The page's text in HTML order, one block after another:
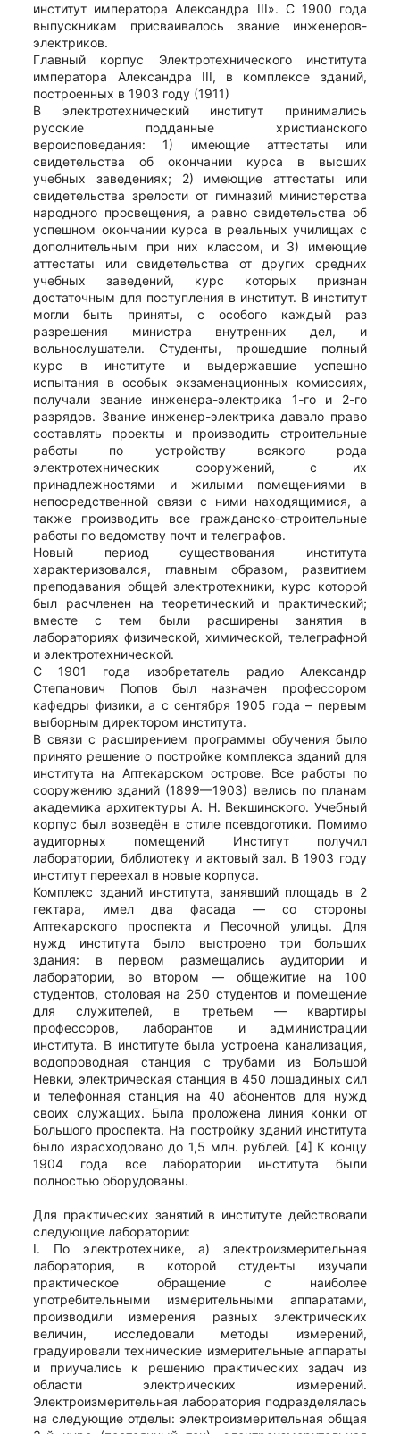
институт императора Александра III». С 1900 года
выпускникам присваивалось звание инженеров-
электриков.
Главный корпус Электротехнического института
императора Александра III, в комплексе зданий,
построенных в 1903 году (1911)
В электротехнический институт принимались
русские подданные христианского
вероисповедания: 1) имеющие аттестаты или
свидетельства об окончании курса в высших
учебных заведениях; 2) имеющие аттестаты или
свидетельства зрелости от гимназий министерства
народного просвещения, а равно свидетельства об
успешном окончании курса в реальных училищах с
дополнительным при них классом, и 3) имеющие
аттестаты или свидетельства от других средних
учебных заведений, курс которых признан
достаточным для поступления в институт. В институт
могли быть приняты, с особого каждый раз
разрешения министра внутренних дел, и
вольнослушатели. Студенты, прошедшие полный
курс в институте и выдержавшие успешно
испытания в особых экзаменационных комиссиях,
получали звание инженера-электрика 1-го и 2-го
разрядов. Звание инженер-электрика давало право
составлять проекты и производить строительные
работы по устройству всякого рода
электротехнических сооружений, с их
принадлежностями и жилыми помещениями в
непосредственной связи с ними находящимися, а
также производить все гражданско-строительные
работы по ведомству почт и телеграфов.
Новый период существования института
характеризовался, главным образом, развитием
преподавания общей электротехники, курс которой
был расчленен на теоретический и практический;
вместе с тем были расширены занятия в
лабораториях физической, химической, телеграфной
и электротехнической.
С 1901 года изобретатель радио Александр
Степанович Попов был назначен профессором
кафедры физики, а с сентября 1905 года – первым
выборным директором института.
В связи с расширением программы обучения было
принято решение о постройке комплекса зданий для
института на Аптекарском острове. Все работы по
сооружению зданий (1899—1903) велись по планам
академика архитектуры А. Н. Векшинского. Учебный
корпус был возведён в стиле псевдоготики. Помимо
аудиторных помещений Институт получил
лаборатории, библиотеку и актовый зал. В 1903 году
институт переехал в новые корпуса.
Комплекс зданий института, занявший площадь в 2
гектара, имел два фасада — со стороны
Аптекарского проспекта и Песочной улицы. Для
нужд института было выстроено три больших
здания: в первом размещались аудитории и
лаборатории, во втором — общежитие на 100
студентов, столовая на 250 студентов и помещение
для служителей, в третьем — квартиры
профессоров, лаборантов и администрации
института. В институте была устроена канализация,
водопроводная станция с трубами из Большой
Невки, электрическая станция в 450 лошадиных сил
и телефонная станция на 40 абонентов для нужд
своих служащих. Была проложена линия конки от
Большого проспекта. На постройку зданий института
было израсходовано до 1,5 млн. рублей. [4] К концу
1904 года все лаборатории института были
полностью оборудованы.
Для практических занятий в институте действовали
следующие лаборатории:
I. По электротехнике, а) электроизмерительная
лаборатория, в которой студенты изучали
практическое обращение с наиболее
употребительными измерительными аппаратами,
производили измерения разных электрических
величин, исследовали методы измерений,
градуировали технические измерительные аппараты
и приучались к решению практических задач из
области электрических измерений.
Электроизмерительная лаборатория подразделялась
на следующие отделы: электроизмерительная общая